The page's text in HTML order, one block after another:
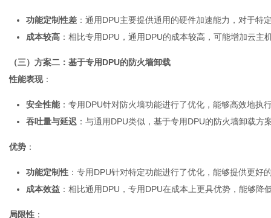
功能定制性差 ：通用DPU主要提供通用的硬件加速能力，对于特
成本较高 ：相比专用DPU，通用DPU的成本较高，可能增加云主
（三）方案二：基于专用DPU的防火墙卸载
性能表现：
安全性能：专用DPU针对防火墙功能进行了优化，能够高效地执
吞吐量与延迟 ：与通用DPU类似，基于专用DPU的防火墙卸载
优势 ：
功能定制性 ：专用DPU针对特定功能进行了优化，能够提供更好
成本效益 ：相比通用DPU，专用DPU在成本上更具优势，能够降
局限性 ：